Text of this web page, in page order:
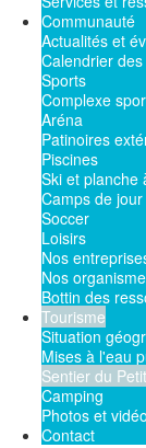
Communauté
Actualités et
Calendrier
Sports
Complexe
Aréna
Patinoires
Piscines
Ski et planche
Camps de jour
Soccer
Loisirs
Nos
Nos
Bottin des
Tourisme
Situation
Mises à l'eau
Sentier du
Camping
Photos et
Contact